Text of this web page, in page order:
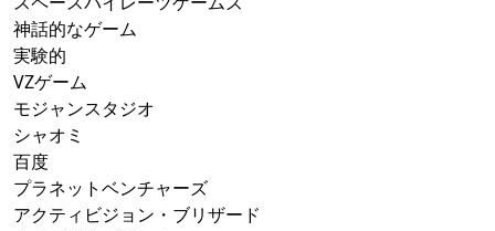
神話的なゲーム
実験的
VZゲーム
モジャンスタジオ
シャオミ
百度
プラネットベンチャーズ
アクティビジョン・ブリザード